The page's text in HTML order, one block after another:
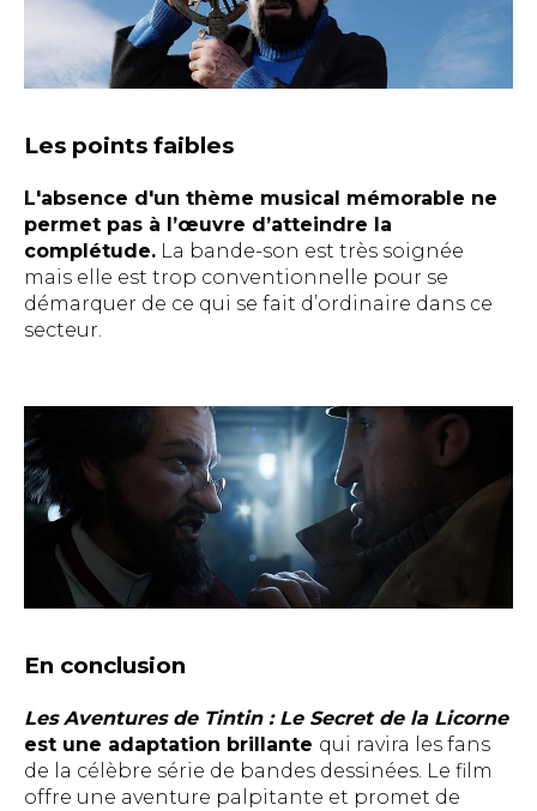
Les points faibles
L'absence d'un thème musical mémorable ne
permet pas à l’œuvre d’atteindre la
complétude. La bande-son est très soignée
mais elle est trop conventionnelle pour se
démarquer de ce qui se fait d’ordinaire dans ce
secteur.
En conclusion
Les Aventures de Tintin : Le Secret de la Licorne
est une adaptation brillante qui ravira les fans
de la célèbre série de bandes dessinées. Le film
offre une aventure palpitante et promet de